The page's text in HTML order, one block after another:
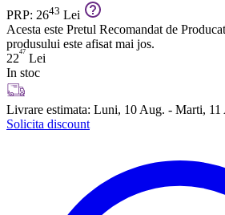
PRP: 2643 Lei
Acesta este Pretul Recomandat de
produsului este afisat mai jos.
2247 Lei
In stoc
Livrare estimata: Luni, 10 Aug. - Marti, 11
Solicita discount